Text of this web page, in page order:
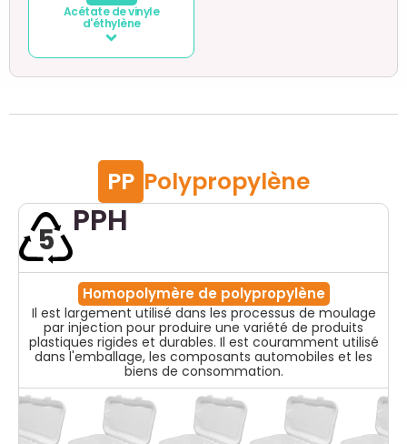
Acétate de vinyle
d'éthylène
PP Polypropylène
5 PPH
Homopolymère de polypropylène
Il est largement utilisé dans les processus de moulage
par injection pour produire une variété de produits
plastiques rigides et durables. Il est couramment utilisé
dans l'emballage, les composants automobiles et les
biens de consommation.